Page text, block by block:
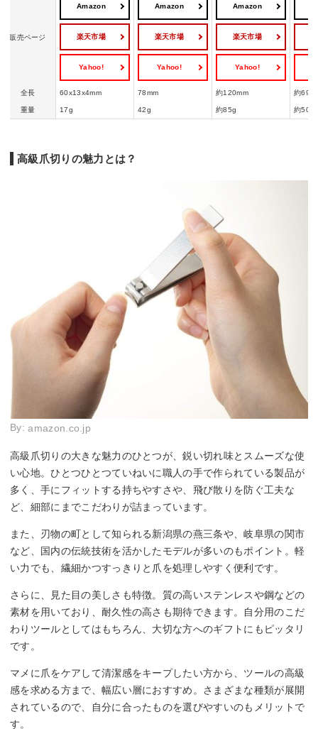
販売ページ
Amazon
楽天市場
Yahoo!
Amazon
楽天市場
Yahoo!
Amazon
楽天市場
Yahoo!
全長 60x13x4mm 78mm 約120mm 約
重量 17g 42g 約85g 約50g
高級爪切りの魅力とは？
By:amazon.co.jp
高級爪切りの大きな魅力のひとつが、鋭い切れ味とスムーズな使
い心地。ひとつひとつていねいに職人の手で作られている製品が
多く、手にフィットする持ちやすさや、飛び散りを防ぐ工夫な
ど、細部にまでこだわりが詰まっています。
また、刃物の町として知られる新潟県の燕三条や、岐阜県の関市
など、国内の伝統技術を活かしたモデルが多いのもポイント。軽
い力でも、繊細かつすっきりと爪を処理しやすく便利です。
さらに、見た目の美しさも特徴。質の高いステンレスや鋼などの
素材を用いており、耐久性の高さも期待できます。自分用のこだ
わりツールとしてはもちろん、大切な方へのギフトにもピッタリ
です。
マメに爪をケアして清潔感をキープしたい方から、ツールの高級
感を求める方まで、幅広い層におすすめ。さまざまな種類が展開
されているので、自分に合ったものを選びやすいのもメリットで
す。